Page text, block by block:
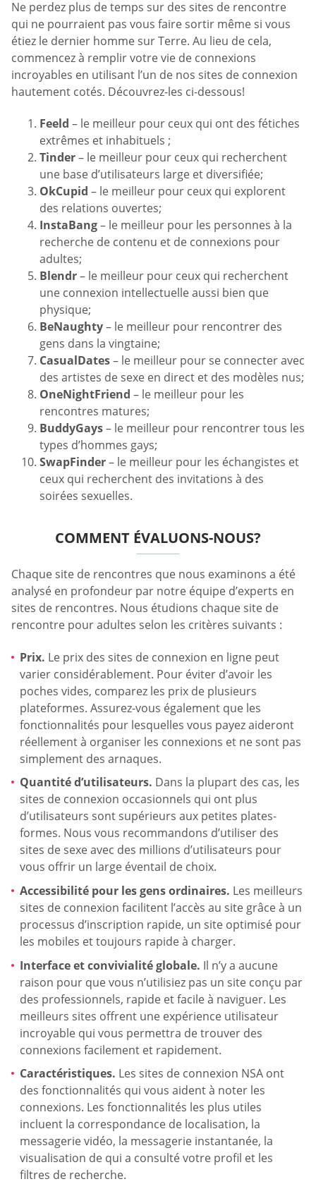
Ne perdez plus de temps sur des sites de rencontre
qui ne pourraient pas vous faire sortir même si vous
étiez le dernier homme sur Terre. Au lieu de cela,
commencez à remplir votre vie de connexions
incroyables en utilisant l’un de nos sites de connexion
hautement cotés. Découvrez-les ci-dessous!
Feeld – le meilleur pour ceux qui ont des fétiches
extrêmes et inhabituels ;
Tinder– le meilleur pour ceux qui recherchent
une base d’utilisateurs large et diversifiée;
OkCupid – le meilleur pour ceux qui explorent
des relations ouvertes;
InstaBang– le meilleur pour les personnes à la
recherche de contenu et de connexions pour
adultes;
Blendr– le meilleur pour ceux qui recherchent
une connexion intellectuelle aussi bien que
physique;
BeNaughty– le meilleur pour rencontrer des
gens dans la vingtaine;
CasualDates– le meilleur pour se connecter avec
des artistes de sexe en direct et des modèles nus;
OneNightFriend – le meilleur pour les
rencontres matures;
BuddyGays– le meilleur pour rencontrer tous les
types d’hommes gays;
SwapFinder– le meilleur pour les échangistes et
ceux qui recherchent des invitations à des
soirées sexuelles.
COMMENT ÉVALUONS-NOUS?
Chaque site de rencontres que nous examinons a été
analysé en profondeur par notre équipe d’experts en
sites de rencontres. Nous étudions chaque site de
rencontre pour adultes selon les critères suivants :
Prix. Le prix des sites de connexion en ligne peut
varier considérablement. Pour éviter d’avoir les
poches vides, comparez les prix de plusieurs
plateformes. Assurez-vous également que les
fonctionnalités pour lesquelles vous payez aideront
réellement à organiser les connexions et ne sont pas
simplement des arnaques.
Quantité d’utilisateurs. Dans la plupart des cas, les
sites de connexion occasionnels qui ont plus
d’utilisateurs sont supérieurs aux petites plates-
formes. Nous vous recommandons d’utiliser des
sites de sexe avec des millions d’utilisateurs pour
vous offrir un large éventail de choix.
Accessibilité pour les gens ordinaires. Les meilleurs
sites de connexion facilitent l’accès au site grâce à un
processus d’inscription rapide, un site optimisé pour
les mobiles et toujours rapide à charger.
Interface et convivialité globale. Il n’y a aucune
raison pour que vous n’utilisiez pas un site conçu par
des professionnels, rapide et facile à naviguer. Les
meilleurs sites offrent une expérience utilisateur
incroyable qui vous permettra de trouver des
connexions facilement et rapidement.
Caractéristiques. Les sites de connexion NSA ont
des fonctionnalités qui vous aident à noter les
connexions. Les fonctionnalités les plus utiles
incluent la correspondance de localisation, la
messagerie vidéo, la messagerie instantanée, la
visualisation de qui a consulté votre profil et les
filtres de recherche.